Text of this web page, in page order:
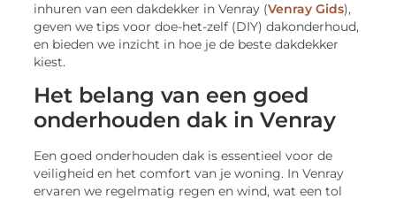
inhuren van een dakdekker in Venray (Venray Gids),
geven we tips voor doe-het-zelf (DIY) dakonderhoud,
en bieden we inzicht in hoe je de beste dakdekker
kiest.
Het belang van een goed
onderhouden dak in Venray
Een goed onderhouden dak is essentieel voor de
veiligheid en het comfort van je woning. In Venray
ervaren we regelmatig regen en wind, wat een tol